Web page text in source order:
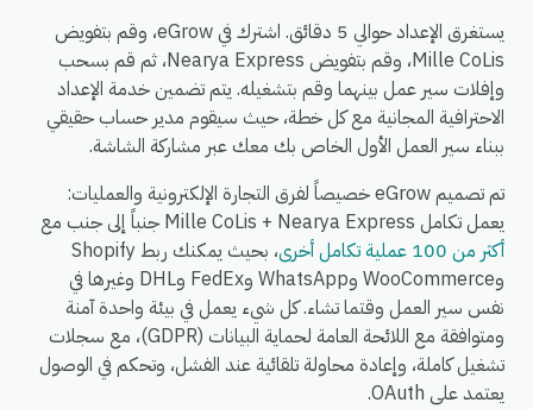
يستغرق الإعداد حوالي 5 دقائق. اشترك في eGrow، وقم بتفويض
Mille CoLis، وقم بتفويض Nearya Express، ثم قم بسحب
وإفلات سير عمل بينهما وقم بتشغيله. يتم تضمين خدمة الإعداد
الاحترافية المجانية مع كل خطة، حيث سيقوم مدير حساب حقيقي
ببناء سير العمل الأول الخاص بك معك عبر مشاركة الشاشة.
تم تصميم eGrow خصيصاً لفرق التجارة الإلكترونية والعمليات:
يعمل تكامل Mille CoLis + Nearya Express جنباً إلى جنب مع
أكثر من 100 عملية تكامل أخرى
، بحيث يمكنك ربط Shopify
وWooCommerce وWhatsApp وFedEx وDHL وغيرها في
نفس سير العمل وقتما تشاء. كل شيء يعمل في بيئة واحدة آمنة
ومتوافقة مع اللائحة العامة لحماية البيانات (GDPR)، مع سجلات
تشغيل كاملة، وإعادة محاولة تلقائية عند الفشل، وتحكم في الوصول
يعتمد على OAuth.